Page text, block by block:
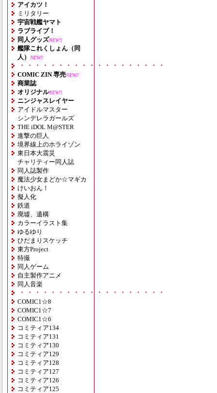
アイカツ！
ミリタリー
宇宙戦艦ヤマト
ラブライブ！
同人グッズNEW!!
艦隊これくしょん（同
人）
NEW!!
・・・・・・・・・・・・・・・・・・・
COMIC ZIN 専売NEW!!
商業誌
オリジナルNEW!!
ニンジャスレイヤー
アイドルマスター
シンデレラガールズ
THE iDOL M@STER
進撃の巨人
境界線上のホライゾン
東日本大震災
チャリティー同人誌
同人誌製作
魔法少女まどか☆マギカ
けいおん！
擬人化
鉄道
廃墟、遺構
カラーイラスト集
ゆるゆり
ひだまりスケッチ
東方Project
特撮
同人ゲーム
自主製作アニメ
同人音楽
・・・・・・・・・・・・・・・・・・・
COMIC1☆8
COMIC1☆7
COMIC1☆6
コミティア134
コミティア131
コミティア130
コミティア129
コミティア128
コミティア127
コミティア126
コミティア125